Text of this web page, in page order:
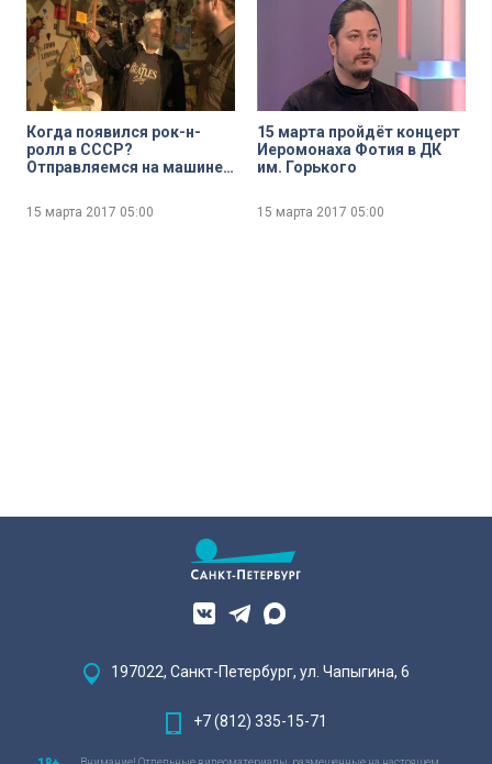
Когда появился рок-н-
ролл в СССР?
Отправляемся на машине
15 марта 2017 05:00
15 марта пройдёт концерт
Иеромонаха Фотия в ДК
им. Горького
15 марта 2017 05:00
197022, Санкт-Петербург, ул. Чапыгина, 6
+7 (812) 335-15-71